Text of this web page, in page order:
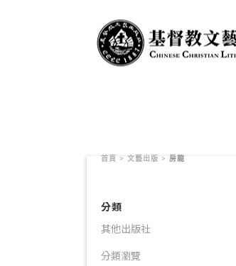
書籍產品
首頁 > 文藝出版 > 房龍
分類
其他出版社
分類瀏覽